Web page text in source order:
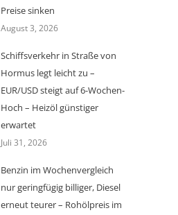
Preise sinken
August 3, 2026
Schiffsverkehr in Straße von
Hormus legt leicht zu –
EUR/USD steigt auf 6-Wochen-
Hoch – Heizöl günstiger
erwartet
Juli 31, 2026
Benzin im Wochenvergleich
nur geringfügig billiger, Diesel
erneut teurer – Rohölpreis im